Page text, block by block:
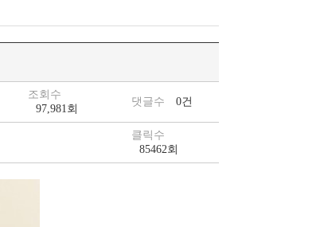
조회수
97,981회
댓글수 0건
클릭수
85462회